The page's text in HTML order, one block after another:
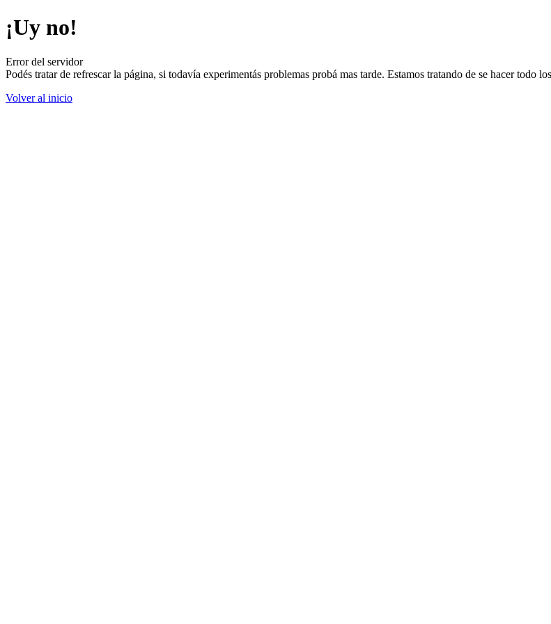
¡Uy no!
Error del servidor
Podés tratar de refrescar la página, si todavía experimentás problemas probá mas tarde. Estamos tratando de se hacer todo
Volver al inicio